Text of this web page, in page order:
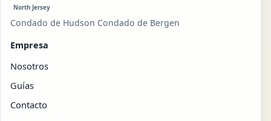
North Jersey
Condado de Hudson Condado de Bergen
Empresa
Nosotros
Guías
Contacto